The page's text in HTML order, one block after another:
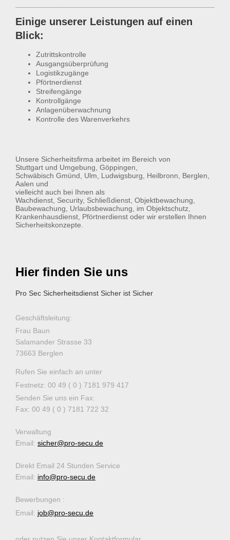
Einige unserer Leistungen auf einen
Blick:
Zutrittskontrolle
Ausgangsüberprüfung
Logistikzugänge
Pförtnerdienst
Streifengänge
Kontrollgänge
Anlagenüberwachnung
Kontrolle des Warenverkehrs
Unsere Sicherheitsfirma arbeitet im Bereich von
Stuttgart und Umgebung, Göppingen,
Schwäbisch Gmünd, Ulm, Ludwigsburg, Heilbronn, Berglen,
Aalen und
vielleicht auch bei Ihnen als
Wachdienst, Security, Schließdienst, Objektbewachung,
Baubewachung, Urlaubsbewachung, im Objektschutz,
Krankenhausdienst, Pförtnerdienst oder wir erstellen Ihnen
Sicherheitskonzepte.
Hier finden Sie uns
Pro Sec Sicherheitsdienst Sicher ist Sicher
Geschäftsleitung:
Frau Baun
Salamander Strasse 33
73663 Berglen
Rufen Sie einfach an unter
Festnetz: 00 49 ( 0 ) 7181 979 417
Senden Sie uns ein Fax:
Fax: 00 49 ( 0 ) 7181 722 32
Verwaltung
Email: sicher@pro-secu.de
Direkt Email 24 Stunden Service
Email: info@pro-secu.de
Bewerbungen :
Email: job@pro-secu.de